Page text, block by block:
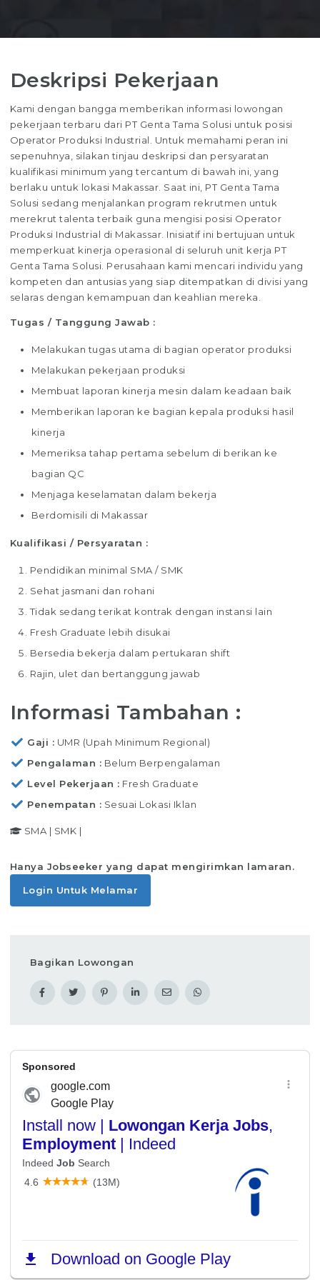
Deskripsi Pekerjaan
Kami dengan bangga memberikan informasi lowongan
pekerjaan terbaru dari PT Genta Tama Solusi untuk posisi
Operator Produksi Industrial. Untuk memahami peran ini
sepenuhnya, silakan tinjau deskripsi dan persyaratan
kualifikasi minimum yang tercantum di bawah ini, yang
berlaku untuk lokasi Makassar. Saat ini, PT Genta Tama
Solusi sedang menjalankan program rekrutmen untuk
merekrut talenta terbaik guna mengisi posisi Operator
Produksi Industrial di Makassar. Inisiatif ini bertujuan untuk
memperkuat kinerja operasional di seluruh unit kerja PT
Genta Tama Solusi. Perusahaan kami mencari individu yang
kompeten dan antusias yang siap ditempatkan di divisi yang
selaras dengan kemampuan dan keahlian mereka.
Tugas / Tanggung Jawab :
Melakukan tugas utama di bagian operator produksi
Melakukan pekerjaan produksi
Membuat laporan kinerja mesin dalam keadaan baik
Memberikan laporan ke bagian kepala produksi hasil
kinerja
Memeriksa tahap pertama sebelum di berikan ke
bagian QC
Menjaga keselamatan dalam bekerja
Berdomisili di Makassar
Kualifikasi / Persyaratan :
Pendidikan minimal SMA / SMK
Sehat jasmani dan rohani
Tidak sedang terikat kontrak dengan instansi lain
Fresh Graduate lebih disukai
Bersedia bekerja dalam pertukaran shift
Rajin, ulet dan bertanggung jawab
Informasi Tambahan :
Gaji
UMR (Upah Minimum Regional)
Pengalaman
Belum Berpengalaman
Level Pekerjaan
Fresh Graduate
Penempatan
Sesuai Lokasi Iklan
SMA | SMK |
Hanya Jobseeker yang dapat mengirimkan lamaran.
Login Untuk Melamar
Bagikan Lowongan